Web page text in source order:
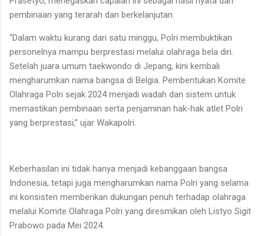
pembinaan yang terarah dan berkelanjutan.
“Dalam waktu kurang dari satu minggu, Polri membuktikan
personelnya mampu berprestasi melalui olahraga bela diri.
Setelah juara umum taekwondo di Jepang, kini kembali
mengharumkan nama bangsa di Belgia. Pembentukan Komite
Olahraga Polri sejak 2024 menjadi wadah dan sistem untuk
memastikan pembinaan serta penjaminan hak-hak atlet Polri
yang berprestasi,” ujar Wakapolri.
Keberhasilan ini tidak hanya menjadi kebanggaan bangsa
Indonesia, tetapi juga mengharumkan nama Polri yang selama
ini konsisten memberikan dukungan penuh terhadap olahraga
melalui Komite Olahraga Polri yang diresmikan oleh Listyo Sigit
Prabowo pada Mei 2024.